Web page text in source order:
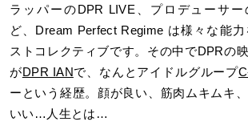
ラッパーのDPR LIVE、プロデューサー
ど、Dream Perfect Regime は様々な能
ストコレクティブです。その中でDPRの
がDPR IANで、なんとアイドルグループ
ーという経歴。顔が良い、筋肉ムキムキ
いい…人生とは…